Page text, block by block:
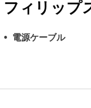
フィリップ
電源ケーブル